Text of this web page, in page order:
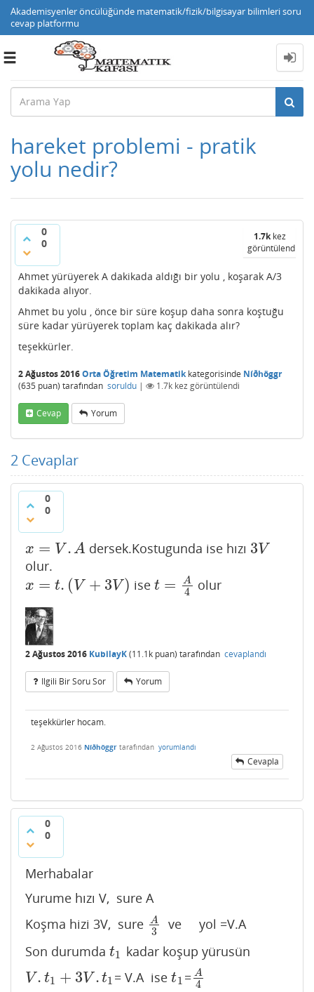
Akademisyenler öncülüğünde matematik/fizik/bilgisayar bilimleri soru
cevap platformu
Toggle
hareket problemi - pratik
yolu nedir?
0
0
1.7kkez
görüntülendi
Ahmet yürüyerek A dakikada aldığı bir yolu , koşarak A/3
dakikada alıyor.
Ahmet bu yolu , önce bir süre koşup daha sonra koştuğu
süre kadar yürüyerek toplam kaç dakikada alır?
teşekkürler.
2 Ağustos 2016Orta Öğretim Matematikkategorisinde Níðhöggr
(635 puan) tarafından soruldu | 1.7k kez görüntülendi
Cevap Yorum
2 Cevaplar
0
0
x = V . A
x= V. A dersek.Kostugunda ise hızı 3V
3V
olur.
x = t. (V + 3V )
x= t.( V+ 3V) iset = A
4
t=A4 olur
2 Ağustos 2016 KubilayK(11.1k puan) tarafından cevaplandı
Ilgili Bir Soru Sor Yorum
teşekkürler hocam.
2 Ağustos 2016 Níðhöggr tarafından yorumlandı
Cevapla
0
0
Merhabalar
Yurume hızı V, sure A
Koşma hizi 3V, sure
A
3
A3 ve yol =V.A
Son durumda t1
t1 kadar koşup yürusün
V . t1 + 3V . t1
V.t 1+ 3V. t1 = V.A iset1
t1 = A
4
A4